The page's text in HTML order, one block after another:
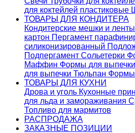
для коктейлей пластиковые
ТОВАРЫ ДЛЯ КОНДИТЕРА
Кондитерские мешки и ленты
картон Пергамент
силиконизированный
Подпергамент Сольетерки
Маффин Формы для выпечки
для выпечки Тюльпан Формы
ТОВАРЫ ДЛЯ КУХНИ
Дрова и уголь Кухонные
для льда и замораживания
Топливо для мармитов
РАСПРОДАЖА
ЗАКАЗНЫЕ ПОЗИЦИИ